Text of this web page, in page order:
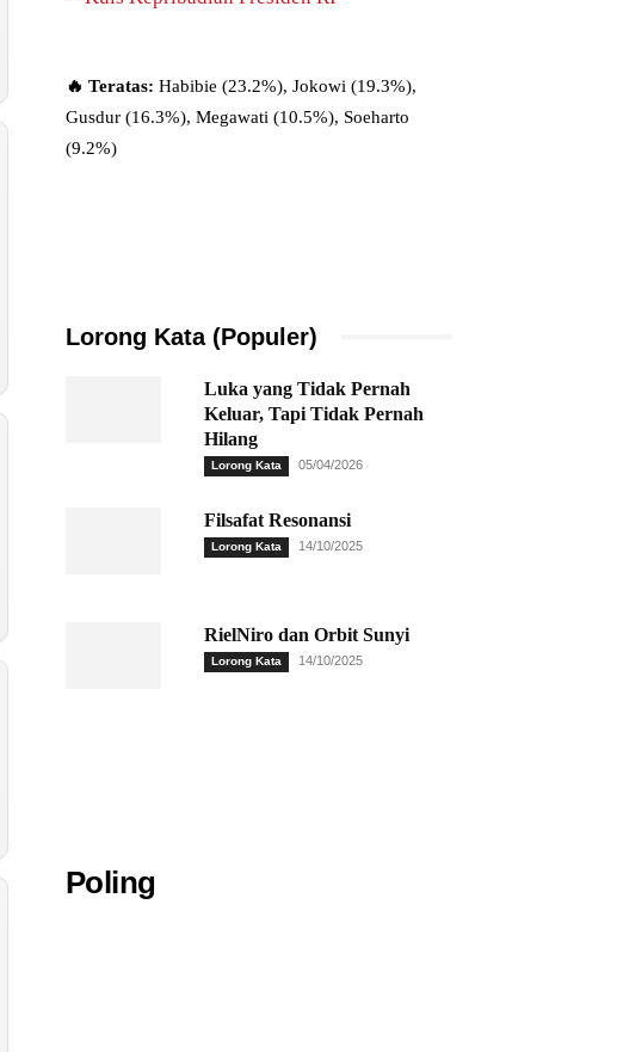
🔥 Teratas: Habibie (23.2%), Jokowi (19.3%),
Gusdur (16.3%), Megawati (10.5%), Soeharto
(9.2%)
Lorong Kata (Populer)
Luka yang Tidak Pernah
Keluar, Tapi Tidak Pernah
Hilang
Lorong Kata 05/04/2026
Filsafat Resonansi
Lorong Kata 14/10/2025
RielNiro dan Orbit Sunyi
Lorong Kata 14/10/2025
Poling